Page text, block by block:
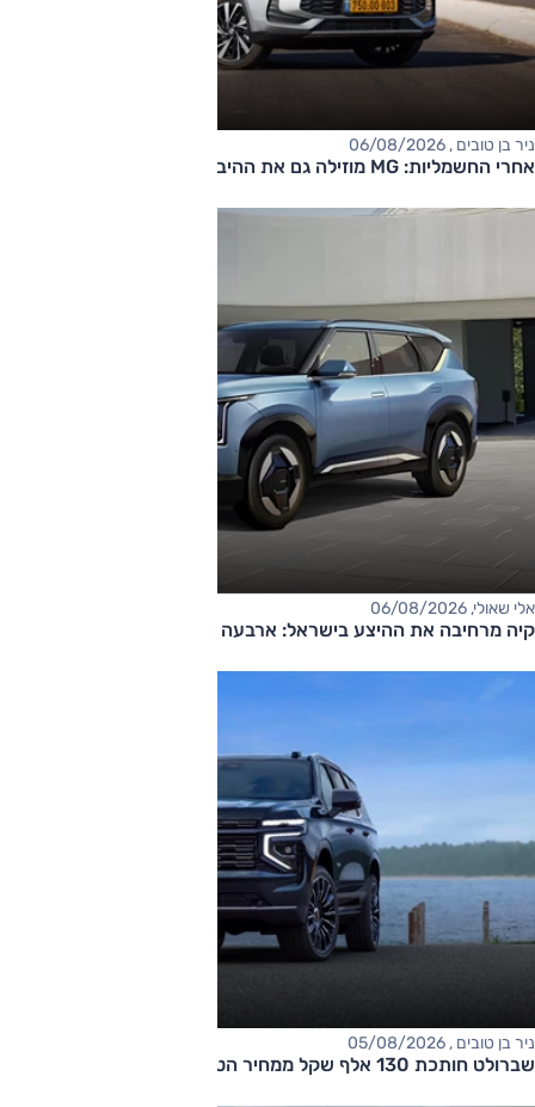
ניר בן טובים , 06/08/2026
אחרי החשמליות: MG מוזילה גם את ההיברידיות
אלי שאולי, 06/08/2026
קיה מרחיבה את ההיצע בישראל: ארבעה דגמים חדשים בדרך
ניר בן טובים , 05/08/2026
שברולט חותכת 130 אלף שקל ממחיר הטאהו